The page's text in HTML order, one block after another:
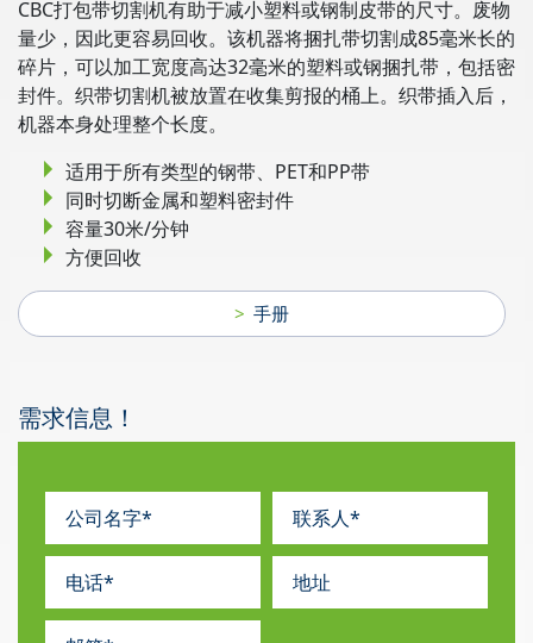
CBC打包带切割机有助于减小塑料或钢制皮带的尺寸。废物
量少，因此更容易回收。该机器将捆扎带切割成85毫米长的
碎片，可以加工宽度高达32毫米的塑料或钢捆扎带，包括密
封件。织带切割机被放置在收集剪报的桶上。织带插入后，
机器本身处理整个长度。
适用于所有类型的钢带、PET和PP带
同时切断金属和塑料密封件
容量30米/分钟
方便回收
手册
需求信息！